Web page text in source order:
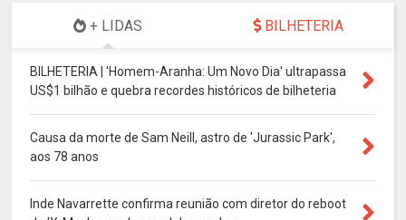
+ LIDAS BILHETERIA
BILHETERIA | 'Homem-Aranha: Um Novo Dia' ultrapassa
US$1 bilhão e quebra recordes históricos de bilheteria
Causa da morte de Sam Neill, astro de 'Jurassic Park',
aos 78 anos
Inde Navarrette confirma reunião com diretor do reboot